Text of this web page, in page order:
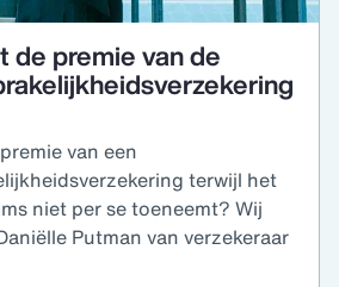
de premie van de
van een
terwijl het
niet per se toeneemt? Wij
Putman van verzekeraar